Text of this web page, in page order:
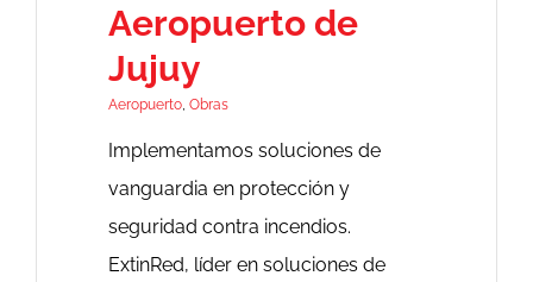
Aeropuerto de
Jujuy
Aeropuerto, Obras
Implementamos soluciones de
vanguardia en protección y
seguridad contra incendios.
ExtinRed, líder en soluciones de